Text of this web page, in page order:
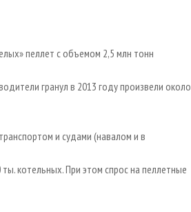
пеллет с объемом 2,5 млн тонн
гранул в 2013 году произвели около
и судами (навалом и в
котельных. При этом спрос на пеллетные